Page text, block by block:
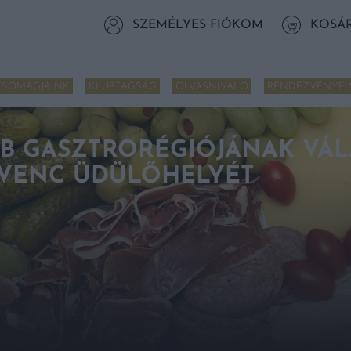
SZEMÉLYES FIÓKOM
KLUBTAGSÁG OLVASNIVALÓ
GASZTRORÉGIÓJÁNAK
ÜDÜLŐHELYÉT